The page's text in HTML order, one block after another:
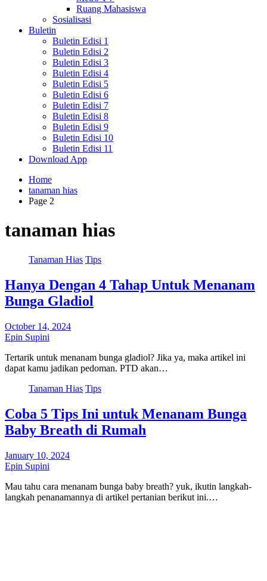
Ruang Mahasiswa
Sosialisasi
Buletin
Buletin Edisi 1
Buletin Edisi 2
Buletin Edisi 3
Buletin Edisi 4
Buletin Edisi 5
Buletin Edisi 6
Buletin Edisi 7
Buletin Edisi 8
Buletin Edisi 9
Buletin Edisi 10
Buletin Edisi 11
Download App
Home
tanaman hias
Page 2
tanaman hias
Tanaman Hias Tips
Hanya Dengan 4 Tahap Untuk Menanam
Bunga Gladiol
October 14, 2024
Epin Supini
Tertarik untuk menanam bunga gladiol? Jika ya, maka artikel ini
dapat kamu jadikan pedoman. PTD akan…
Tanaman Hias Tips
Coba 5 Tips Ini untuk Menanam Bunga
Baby Breath di Rumah
January 10, 2024
Epin Supini
Mau tahu cara menanam bunga baby breath? yuk, ikutin langkah-
langkah penanamannya di artikel pertanian berikut ini.…